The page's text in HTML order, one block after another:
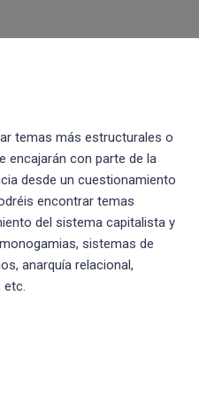
temas más estructurales o
encajarán con parte de la
desde un cuestionamiento
encontrar temas
del sistema capitalista y
sistemas de
anarquía relacional,
etc.